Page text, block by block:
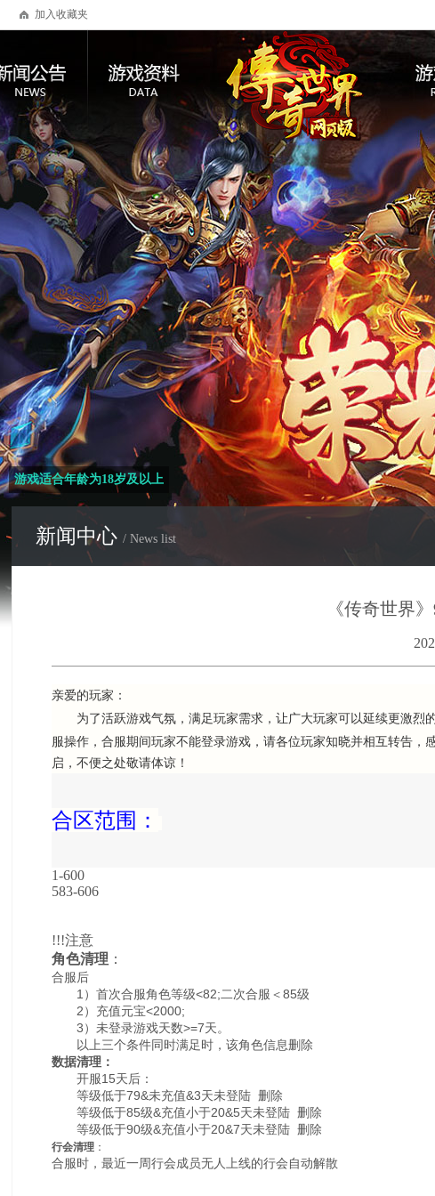
加入收藏夹
游戏适合年龄为18岁及以上
新闻中心 / News list
《传奇世界
亲爱的玩家：
为了活跃游戏气氛，满足玩家需求，让广大玩家可以延续更激烈
服操作，合服期间玩家不能登录游戏，请各位玩家知晓并相互转告
启，不便之处敬请体谅！
合区范围：
1-600
583-606
!!!注意
角色清理 ：
合服后
1）首次合服角色等级<82;二次合服＜85级
2）充值元宝<2000;
3）未登录游戏天数>=7天。
以上三个条件同时满足时，该角色信息删除
数据清理：
开服15天后：
等级低于79&未充值&3天未登陆 删除
等级低于85级&充值小于20&5天未登陆 删除
等级低于90级&充值小于20&7天未登陆 删除
行会清理 ：
合服时，最近一周行会成员无人上线的行会自动解散